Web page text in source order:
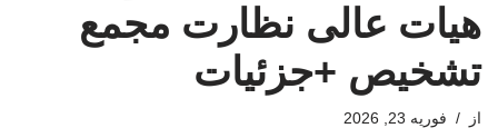
هیات عالی نظارت مجمع
تشخیص +جزئیات
از فوریه 23, 2026